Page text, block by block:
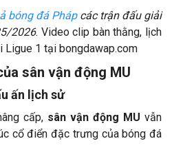
bóng đá Phápcác trận đấu giải
2026. Video clip bàn thằng, lịch
Ligue 1 tại bongdawap.com
sân vận động MU
ấn lịch sử
cấp, sân vận động MU vẫn
cổ điển đặc trưng của bóng đá